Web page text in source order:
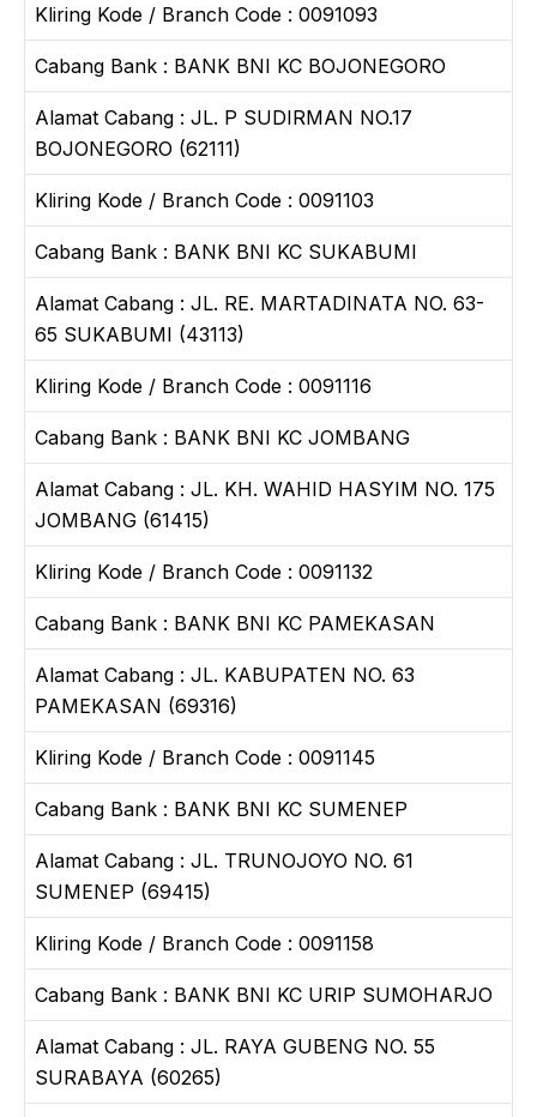
Kliring Kode / Branch Code : 0091093
Cabang Bank : BANK BNI KC BOJONEGORO
Alamat Cabang : JL. P SUDIRMAN NO.17
BOJONEGORO (62111)
Kliring Kode / Branch Code : 0091103
Cabang Bank : BANK BNI KC SUKABUMI
Alamat Cabang : JL. RE. MARTADINATA NO. 63-
65 SUKABUMI (43113)
Kliring Kode / Branch Code : 0091116
Cabang Bank : BANK BNI KC JOMBANG
Alamat Cabang : JL. KH. WAHID HASYIM NO. 175
JOMBANG (61415)
Kliring Kode / Branch Code : 0091132
Cabang Bank : BANK BNI KC PAMEKASAN
Alamat Cabang : JL. KABUPATEN NO. 63
PAMEKASAN (69316)
Kliring Kode / Branch Code : 0091145
Cabang Bank : BANK BNI KC SUMENEP
Alamat Cabang : JL. TRUNOJOYO NO. 61
SUMENEP (69415)
Kliring Kode / Branch Code : 0091158
Cabang Bank : BANK BNI KC URIP SUMOHARJO
Alamat Cabang : JL. RAYA GUBENG NO. 55
SURABAYA (60265)